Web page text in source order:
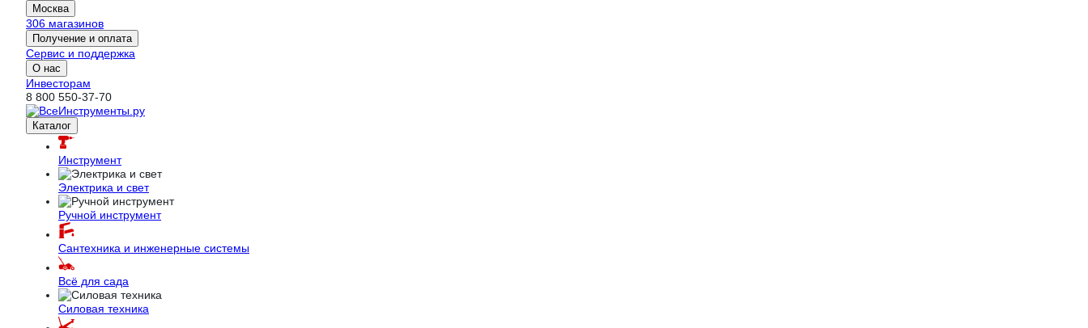
Москва
306 магазинов
Получение и оплата
Сервис и поддержка
О нас
Инвесторам
8 800 550-37-70
Каталог
Инструмент
Электрика и свет
Ручной инструмент
Сантехника и инженерные системы
Всё для сада
Силовая техника